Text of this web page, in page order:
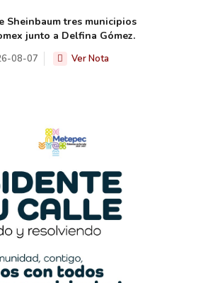
Sheinbaum tres municipios
junto a Delfina Gómez.
08-07 Ver Nota